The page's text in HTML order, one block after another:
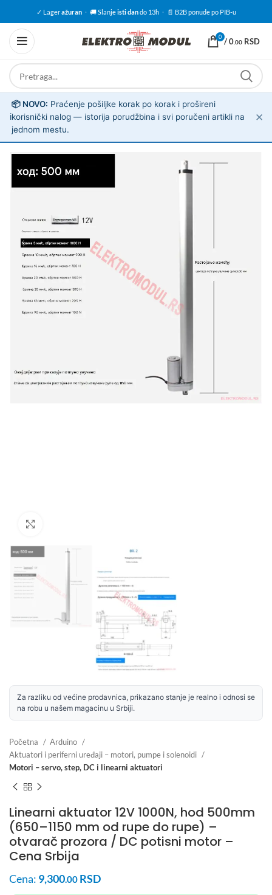
✓ Lageražuran · 🚚 Slanjeisti dando 13h · 📄 B2B ponude po PIB-u
0 /0.00 RSD
ℹ️
📦 NOVO: Praćenje pošiljke korak po korak i prošireni
korisnički nalog — istorija porudžbina i svi poručeni artikli na
jednom mestu.
✕
Za razliku od većine prodavnica, prikazano stanje je realno i odnosi se
na robu u našem magacinu u Srbiji.
Početna
Arduino
Aktuatori i periferni uređaji – motori, pumpe i solenoidi
Motori – servo, step, DC i linearni aktuatori
Linearni aktuator 12V 1000N, hod 500mm
(650–1150 mm od rupe do rupe) –
otvarač prozora / DC potisni motor –
Cena Srbija
Cena: 9,300.00 RSD